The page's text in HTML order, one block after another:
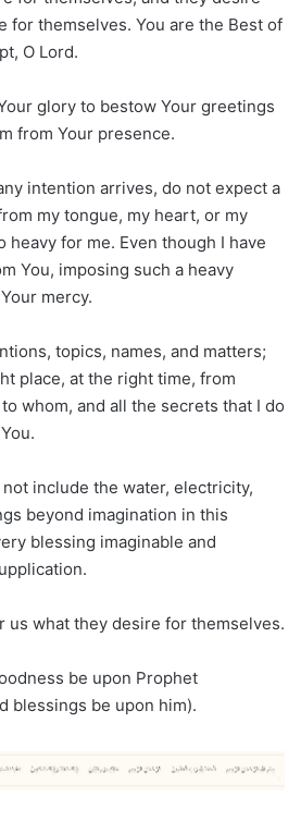
for themselves. You are the Best of
O Lord.
glory to bestow Your greetings
from Your presence.
intention arrives, do not expect a
my tongue, my heart, or my
heavy for me. Even though I have
You, imposing such a heavy
mercy.
topics, names, and matters;
place, at the right time, from
whom, and all the secrets that I do
not include the water, electricity,
beyond imagination in this
blessing imaginable and
us what they desire for themselves.
be upon Prophet
blessings be upon him).